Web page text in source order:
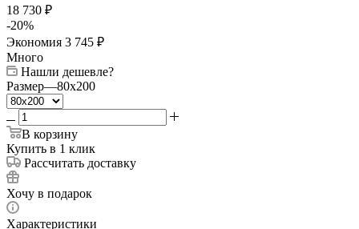
18 730 ₽
-20%
Экономия 3 745 ₽
Много
Нашли дешевле?
Размер—80x200
В корзину
Купить в 1 клик
Рассчитать доставку
Хочу в подарок
Характеристики